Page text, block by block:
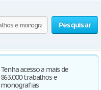
Pesquisar
Tenha acesso a mais de
863.000 trabalhos e
monografias